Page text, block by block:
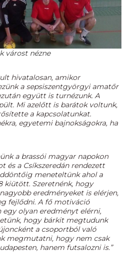
várost nézne
hivatalosan, amikor
a sepsiszentgyörgyi amatőr
együtt is turnézunk. A
Mi azelőtt is barátok voltunk,
a kapcsolatunkat.
egyetemi bajnokságokra, ha
a brassói magyar napokon
és a Csíkszeredán rendezett
meneteltünk ahol a
kiütött. Szeretnénk, hogy
eredményeket is elérjen,
fejlődni. A fő motiváció
olyan eredményt elérni,
hogy bárkit megtudunk
a csoportból való
megmutatni, hogy nem csak
hanem futsalozni is.”